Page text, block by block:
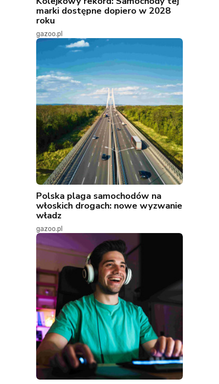
marki dostępne dopiero w 2028
roku
gazoo.pl
Polska plaga samochodów na
włoskich drogach: nowe wyzwanie
władz
gazoo.pl